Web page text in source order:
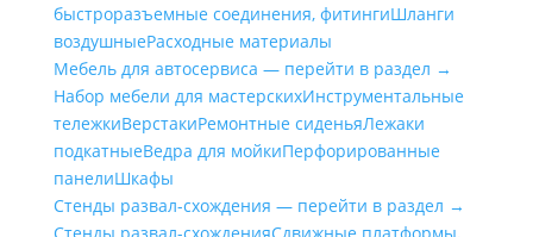
быстроразъемные соединения, фитингиШланги
воздушныеРасходные материалы
Мебель для автосервиса — перейти в раздел →
Набор мебели для мастерскихИнструментальные
тележкиВерстакиРемонтные сиденьяЛежаки
подкатныеВедра для мойкиПерфорированные
панелиШкафы
Стенды развал-схождения — перейти в раздел →